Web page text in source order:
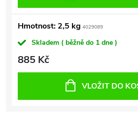
Hmotnost: 2,5 kg 4029089
Skladem ( běžně do 1 dne )
885 Kč
VLOŽIT DO